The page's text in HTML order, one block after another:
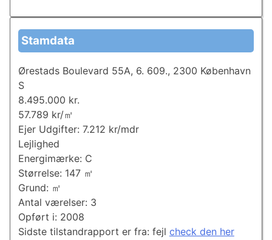
Stamdata
Ørestads Boulevard 55A, 6. 609., 2300 København
S
8.495.000 kr.
57.789 kr/㎡
Ejer Udgifter: 7.212 kr/mdr
Lejlighed
Energimærke: C
Størrelse: 147 ㎡
Grund: ㎡
Antal værelser: 3
Opført i: 2008
Sidste tilstandrapport er fra: fejl check den her